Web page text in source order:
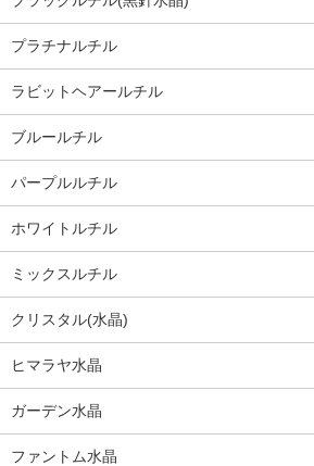
プラチナルチル
ラビットヘアールチル
ブルールチル
パープルルチル
ホワイトルチル
ミックスルチル
クリスタル(水晶)
ヒマラヤ水晶
ガーデン水晶
ファントム水晶